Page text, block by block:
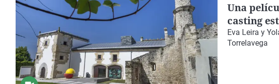
Una
casting
30 años
Eva Leira y
Torrelavega